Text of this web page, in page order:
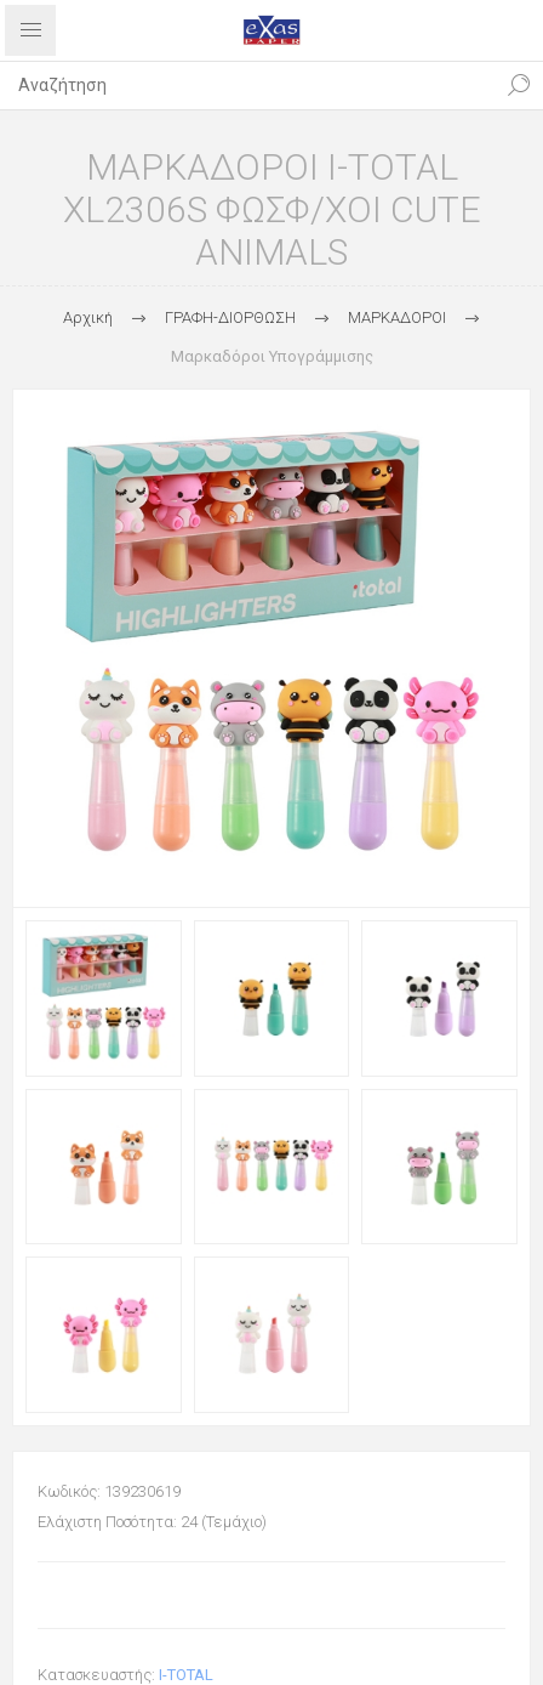
ΜΑΡΚΑΔΟΡΟΙ I-TOTAL
XL2306S ΦΩΣΦ/ΧΟΙ CUTE
ANIMALS
Αρχική ΓΡΑΦΗ-ΔΙΟΡΘΩΣΗ ΜΑΡΚΑΔΟΡΟΙ
Μαρκαδόροι Υπογράμμισης
Κωδικός: 139230619
Ελάχιστη Ποσότητα: 24 (Τεμάχιο)
Κατασκευαστής: I-TOTAL